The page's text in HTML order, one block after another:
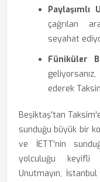
Paylaşımlı
çağrılan
seyahat
Füniküler
ederek
Beşiktaş'tan
sunduğu büyük bir
ve İETT'nin
yolculuğu keyifli
Unutmayın,